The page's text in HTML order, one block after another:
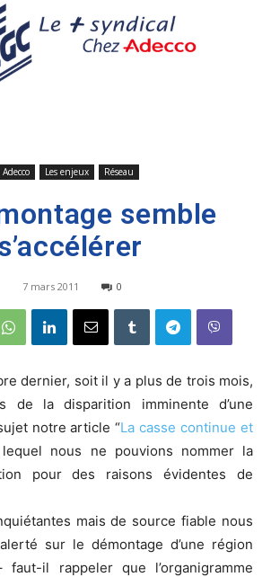
Adecco Les enjeux Réseau
semble
7 mars 2011 0
dernier, soit il y a plus de trois mois,
de la disparition imminente d’une
notre article “La casse continue et
nous ne pouvions nommer la
pour des raisons évidentes de
mais de source fiable nous
sur le démontage d’une région
faut-il rappeler que l’organigramme